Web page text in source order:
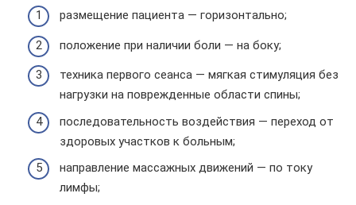
размещение пациента — горизонтально;
положение при наличии боли — на боку;
техника первого сеанса — мягкая стимуляция без
нагрузки на поврежденные области спины;
последовательность воздействия — переход от
здоровых участков к больным;
направление массажных движений — по току
лимфы;